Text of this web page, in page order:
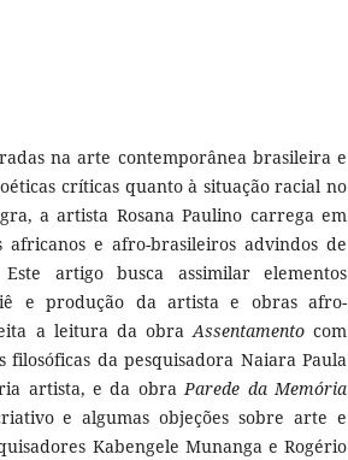
na arte contemporânea brasileira e
críticas quanto à situação racial no
a artista Rosana Paulino carrega em
africanos e afro-brasileiros advindos de
artigo busca assimilar elementos
e produção da artista e obras afro-
a leitura da obraAssentamentocom
filosóficas da pesquisadora Naiara Paula
artista, e da obraParede da Memória
e algumas objeções sobre arte e
Kabengele Munanga e Rogério